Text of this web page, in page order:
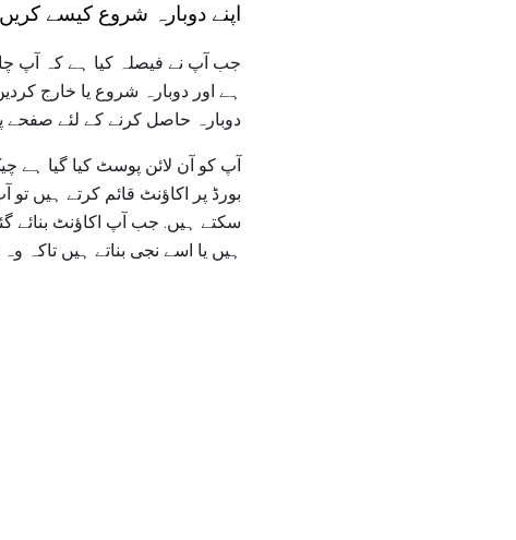
اپنے دوبارہ شروع کیسے کریں
جب آپ نے فیصلہ کیا ہے کہ آپ
ہے اور دوبارہ شروع یا خارج
دوبارہ حاصل کرنے کے لئے صفحے
آپ کو آن لائن پوسٹ کیا گیا ہے
بورڈ پر اکاؤنٹ قائم کرتے ہیں
سکتے ہیں. جب آپ اکاؤنٹ بنائے
ہیں یا اسے نجی بناتے ہیں تاکہ